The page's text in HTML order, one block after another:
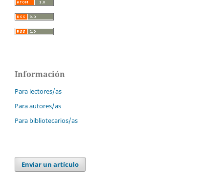
Información
Para lectores/as
Para autores/as
Para bibliotecarios/as
Enviar un artículo